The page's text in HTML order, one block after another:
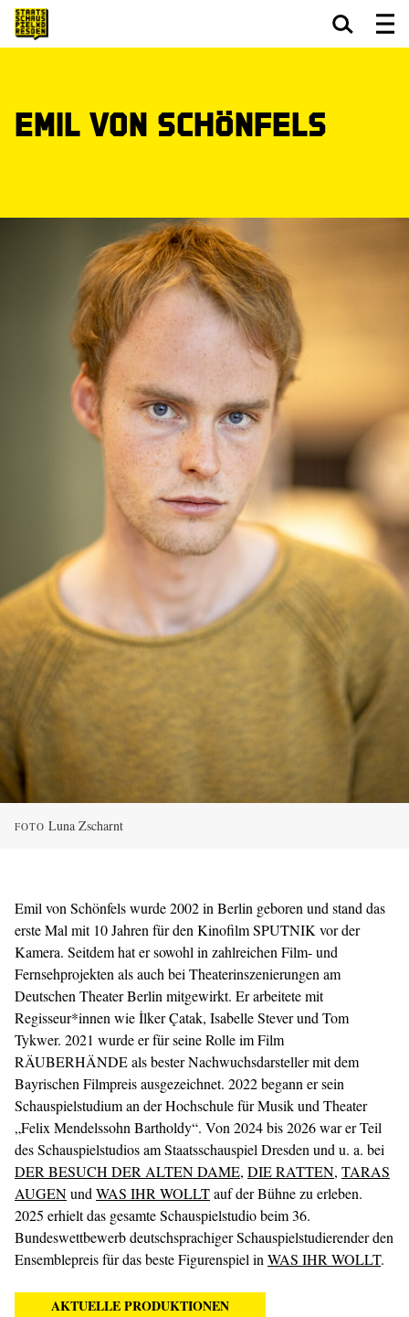
Emil von Schönfels
FOTO Luna Zscharnt
Emil von Schönfels wurde 2002 in Berlin geboren und stand das
erste Mal mit 10 Jahren für den Kinofilm SPUTNIK vor der
Kamera. Seitdem hat er sowohl in zahlreichen Film- und
Fernsehprojekten als auch bei Theaterinszenierungen am
Deutschen Theater Berlin mitgewirkt. Er arbeitete mit
Regisseur*innen wie İlker Çatak, Isabelle Stever und Tom
Tykwer. 2021 wurde er für seine Rolle im Film
RÄUBERHÄNDE als bester Nachwuchsdarsteller mit dem
Bayrischen Filmpreis ausgezeichnet. 2022 begann er sein
Schauspielstudium an der Hochschule für Musik und Theater
„Felix Mendelssohn Bartholdy“. Von 2024 bis 2026 war er Teil
des Schauspielstudios am Staatsschauspiel Dresden und u. a. bei
DER BESUCH DER ALTEN DAME, DIE RATTEN, TARAS
AUGENund WAS IHR WOLLTauf der Bühne zu erleben.
2025 erhielt das gesamte Schauspielstudio beim 36.
Bundeswettbewerb deutschsprachiger Schauspielstudierender den
Ensemblepreis für das beste Figurenspiel in WAS IHR WOLLT.
AKTUELLE PRODUKTIONEN